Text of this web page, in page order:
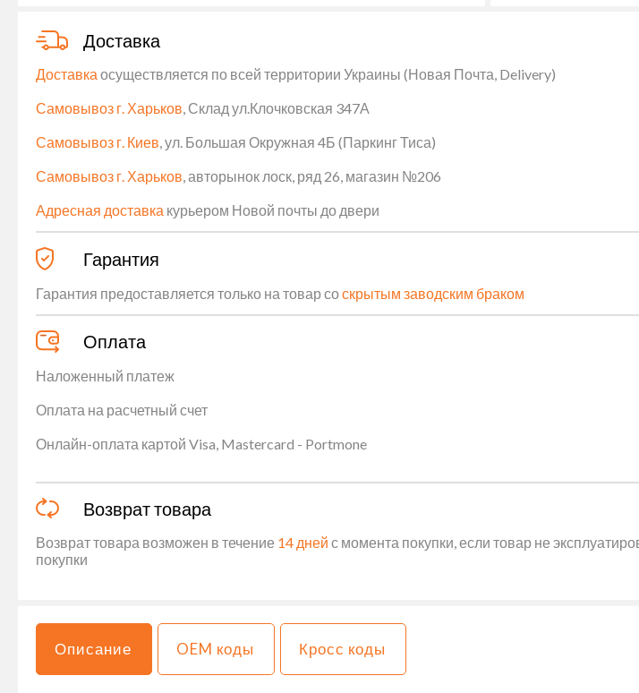
Доставка
Доставка осуществляется по всей территории Украины (Новая Почта, Delivery)
Самовывоз г. Харьков , Склад ул.Клочковская 347А
Самовывоз г. Киев , ул. Большая Окружная 4Б (Паркинг Тиса)
Самовывоз г. Харьков , авторынок лоск, ряд 26, магазин №206
Адресная доставка курьером Новой почты до двери
Гарантия
Гарантия предоставляется только на товар соскрытым заводским браком
Оплата
Наложенный платеж
Оплата на расчетный счет
Онлайн-оплата картой Visa, Mastercard - Portmone
Возврат товара
Возврат товара возможен в течение 14 дней с момента покупки, если товар не
покупки
Описание OEM коды Кросс коды